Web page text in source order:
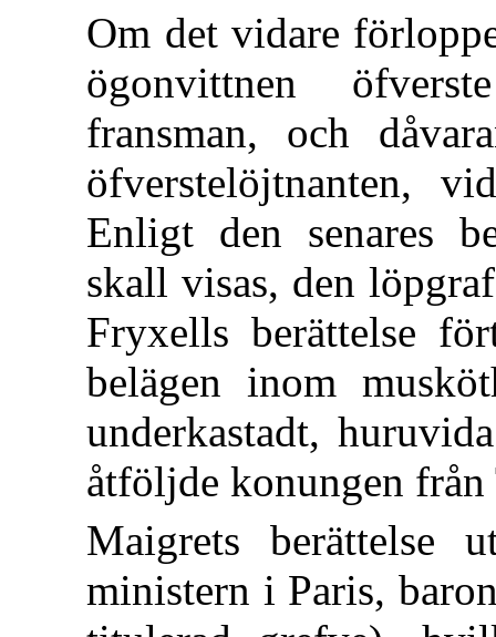
Om det vidare
ögonvittnen
fransman, och
öfverstelöjtnanten,
Enligt den senares
skall visas, den
Fryxells berättelse
belägen inom
underkastadt,
åtföljde konungen
Maigrets berättelse
ministern i Paris,